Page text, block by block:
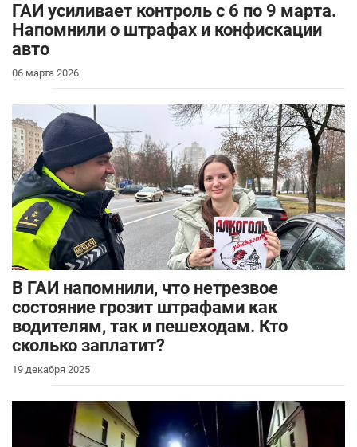
ГАИ усиливает контроль с 6 по 9 марта.
Напомнили о штрафах и конфискации
авто
06 марта 2026
В ГАИ напомнили, что нетрезвое
состояние грозит штрафами как
водителям, так и пешеходам. Кто
сколько заплатит?
19 декабря 2025